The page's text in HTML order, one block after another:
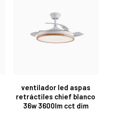
ventilador led aspas
retráctiles chief blanco
36w 3600lm cct dim